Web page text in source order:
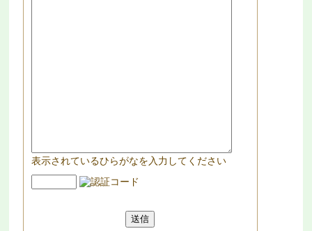
表示されているひらがなを入力してください